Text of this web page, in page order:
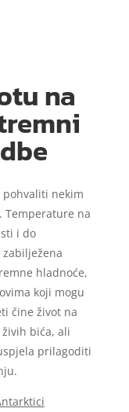
na
nekim
Temperature na
i do
hladnoće,
koji mogu
čine život na
bića, ali
prilagoditi